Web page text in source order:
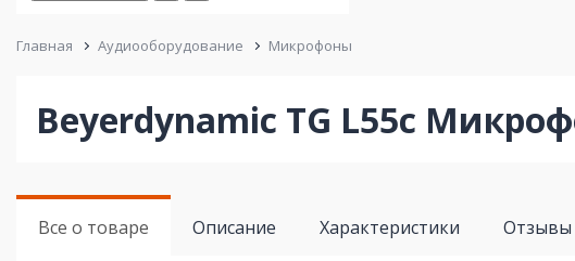
Главная Аудиооборудование Микрофоны
Beyerdynamic TG L55c
Все о товаре Описание Характеристики Отзывы